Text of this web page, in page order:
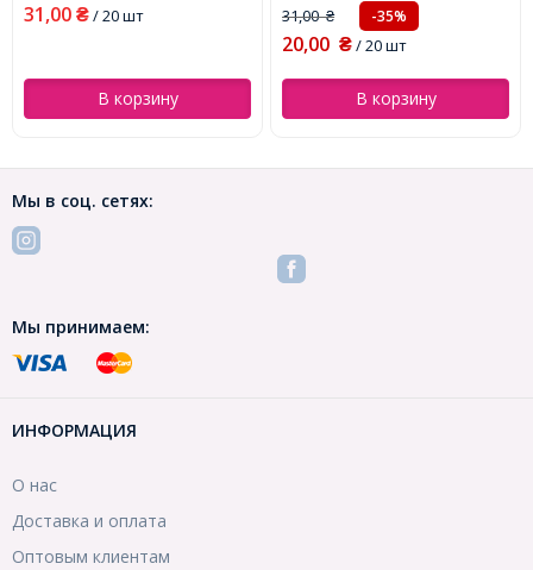
31,00 ₴/ 20 шт
В корзину
31,00₴ -35%
20,00 ₴/ 20 шт
В корзину
Мы в соц. сетях:
Мы принимаем:
ИНФОРМАЦИЯ
О нас
Доставка и оплата
Оптовым клиентам